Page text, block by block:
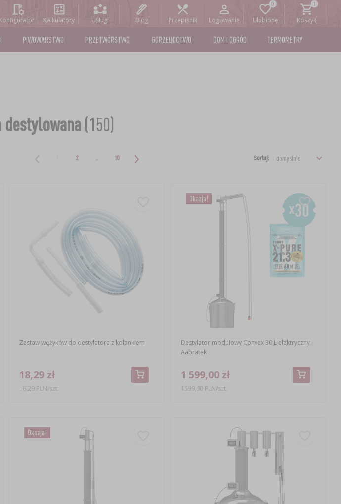
Konfigurator Kalkulatory Usługi Blog Przepiśnik Logowanie Ulubione Koszyk
PIWOWARSTWO PRZETWÓRSTWO GORZELNICTWO DOM I OGRÓD TERMOMETRY
destylowana(150)
2 .. 10 Sortuj:
Zestaw wężyków do destylatora z kolankiem
18,29 zł
18,29 PLN/szt.
Okazja!
Destylator modułowy Convex 30 L elektryczny -
Aabratek
1 599,00 zł
1599,00 PLN/szt.
Okazja!